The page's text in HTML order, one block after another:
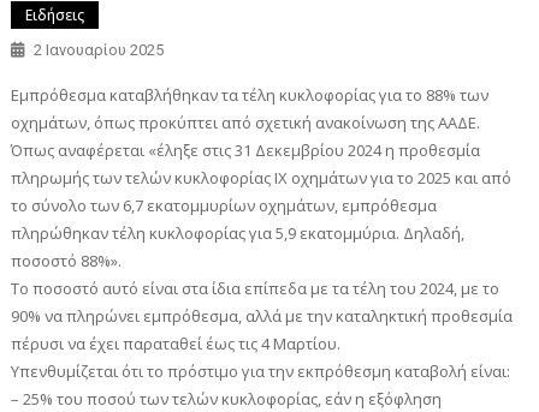
Ειδήσεις
2 Ιανουαρίου 2025
Εμπρόθεσμα καταβλήθηκαν τα τέλη κυκλοφορίας για το 88% των
οχημάτων, όπως προκύπτει από σχετική ανακοίνωση της ΑΑΔΕ.
Όπως αναφέρεται «έληξε στις 31 Δεκεμβρίου 2024 η προθεσμία
πληρωμής των τελών κυκλοφορίας ΙΧ οχημάτων για το 2025 και από
το σύνολο των 6,7 εκατομμυρίων οχημάτων, εμπρόθεσμα
πληρώθηκαν τέλη κυκλοφορίας για 5,9 εκατομμύρια. Δηλαδή,
ποσοστό 88%».
Το ποσοστό αυτό είναι στα ίδια επίπεδα με τα τέλη του 2024, με το
90% να πληρώνει εμπρόθεσμα, αλλά με την καταληκτική προθεσμία
πέρυσι να έχει παραταθεί έως τις 4 Μαρτίου.
Υπενθυμίζεται ότι το πρόστιμο για την εκπρόθεσμη καταβολή είναι:
– 25% του ποσού των τελών κυκλοφορίας, εάν η εξόφληση